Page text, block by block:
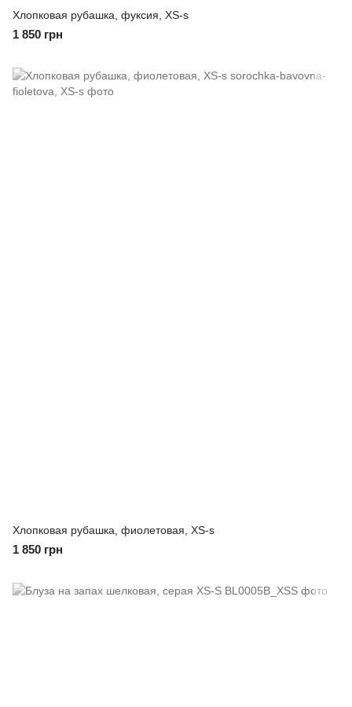
Хлопковая рубашка, фуксия, XS-s
1 850 грн
Хлопковая рубашка, фиолетовая, XS-s
1 850 грн